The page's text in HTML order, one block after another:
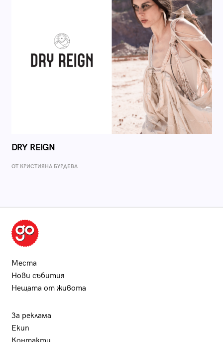
DRY REIGN
ОТ КРИСТИЯНА БУРДЕВА
Места
Нови събития
Нещата от живота
За реклама
Екип